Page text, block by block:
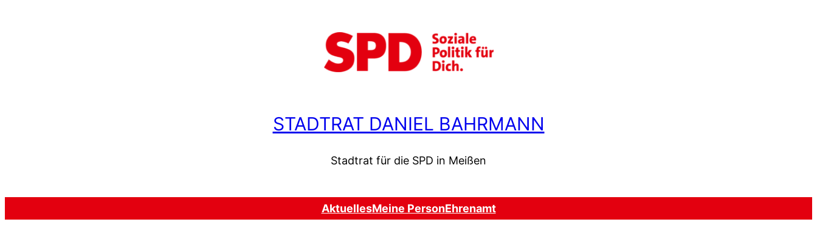
STADTRAT DANIEL BAHRMANN
Stadtrat für die SPD in Meißen
AktuellesMeine PersonEhrenamt